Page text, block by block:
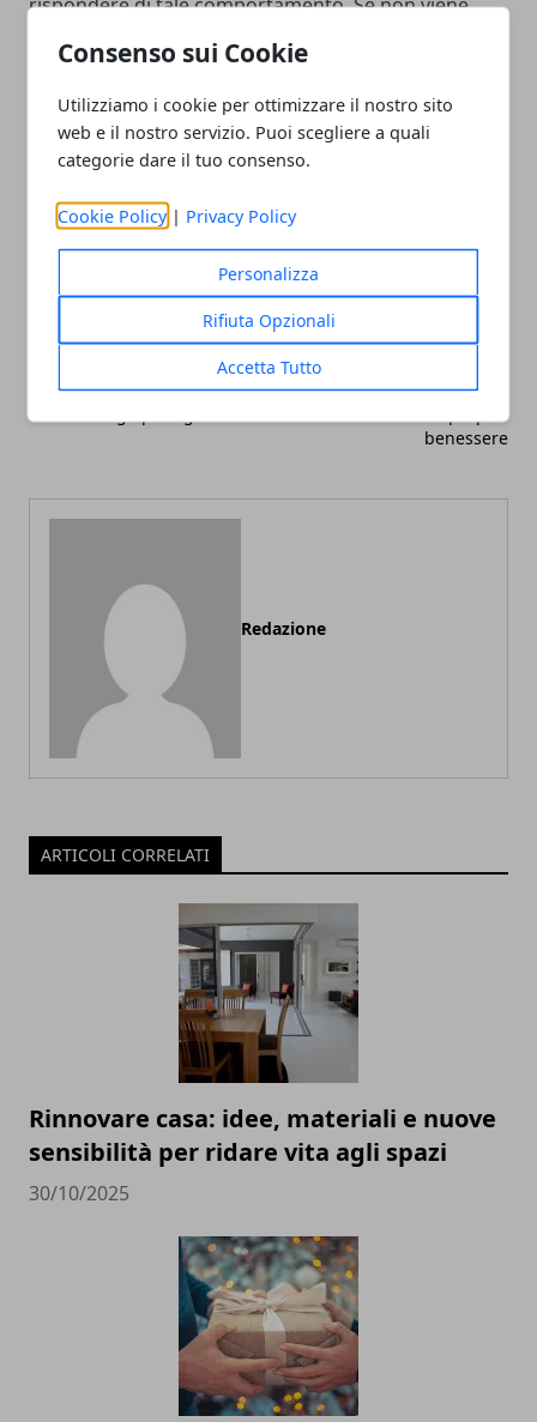
Consenso sui Cookie
Utilizziamo i cookie per ottimizzare il nostro sito
web e il nostro servizio. Puoi scegliere a quali
categorie dare il tuo consenso.
Cookie Policy | Privacy Policy
Personalizza
Rifiuta Opzionali
Accetta Tutto
effettuata la manutenzione della caldaia, infatti, si
Facebook
TwitterWhatsapp
Lampadari per camera da
letto: consigli per ogni stile
I migliori regali per
aumentare il proprio
benessere
Redazione
ARTICOLI CORRELATI
Rinnovare casa: idee, materiali e nuove
sensibilità per ridare vita agli spazi
30/10/2025